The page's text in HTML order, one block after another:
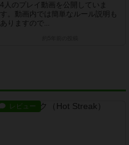
4人のプレイ動画を公開していま
す。動画内では簡単なルール説明も
ありますので...
レビュー